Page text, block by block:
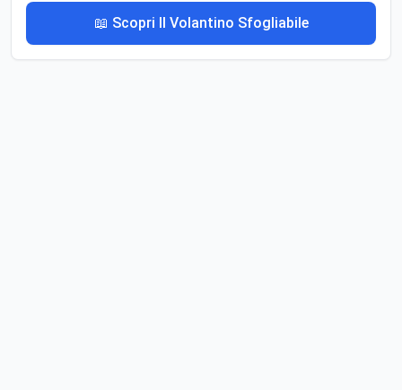
📖 Scopri Il Volantino Sfogliabile